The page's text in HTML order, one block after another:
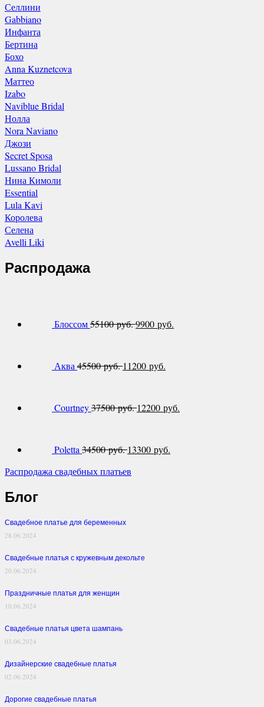
Селлини
Gabbiano
Инфанта
Бертина
Бохо
Anna Kuznetcova
Маттео
Izabo
Naviblue Bridal
Нолла
Nora Naviano
Джози
Secret Sposa
Lussano Bridal
Нина Кимоли
Essential
Lula Kavi
Королева
Селена
Avelli Liki
Распродажа
Блоссом55100 руб.9900 руб.
Аква 45500 руб. 11200 руб.
Courtney37500 руб. 12200 руб.
Poletta 34500 руб. 13300 руб.
Распродажа свадебных платьев
Блог
Свадебное платье для беременных
28.06.2024
Свадебные платья с кружевным декольте
20.06.2024
Праздничные платья для женщин
10.06.2024
Свадебные платья цвета шампань
03.06.2024
Дизайнерские свадебные платья
02.06.2024
Дорогие свадебные платья